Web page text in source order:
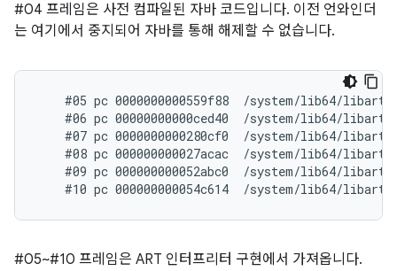
#04 프레임은 사전 컴파일된 자바 코드입니다. 이전 언와인더
는 여기에서 중지되어 자바를 통해 해제할 수 없습니다.
#05 pc 0000000000559f88  /system/lib64/
#06 pc 00000000000ced40  /system/lib64/
#07 pc 0000000000280cf0  /system/lib64/
#08 pc 000000000027acac  /system/lib64/
#09 pc 000000000052abc0  /system/lib64/
#05~#10 프레임은 ART 인터프리터 구현에서 가져옵니다.